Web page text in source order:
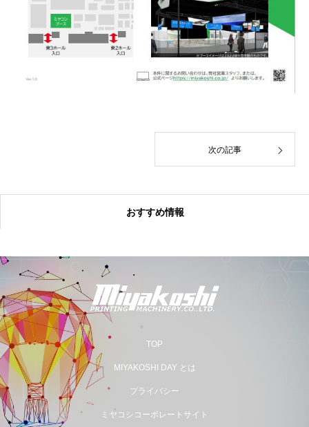
次の記事
おすすめ情報
TOP
MIYAKOSHI DAY とは
プライバシー
ミヤコシコーポレートサイト